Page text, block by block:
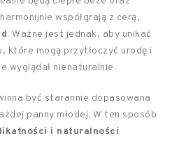
współgrają z cerą,
. Ważne jest jednak, aby unikać
które mogą przytłoczyć urodę i
wyglądał nienaturalnie.
być starannie dopasowana
panny młodej. W ten sposób
i naturalności.